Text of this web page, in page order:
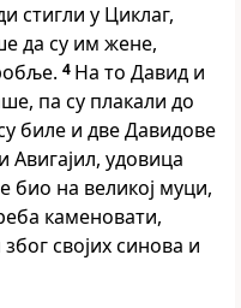
стигли у Циклаг,
да су им жене,
4 На то Давид и
па су плакали до
биле и две Давидове
Авигајил, удовица
био на великој муци,
каменовати,
својих синова и